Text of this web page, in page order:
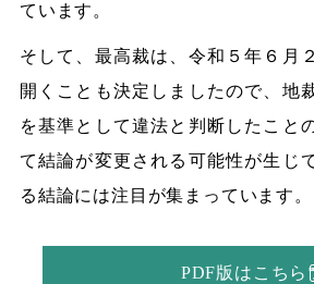
ています。
そして、最高裁は、令和５年６月
開くことも決定しましたので、地
を基準として違法と判断したこと
て結論が変更される可能性が生じ
る結論には注目が集まっています。
PDF版はこちら